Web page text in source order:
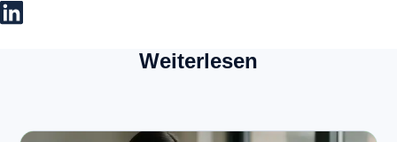
Weiterlesen